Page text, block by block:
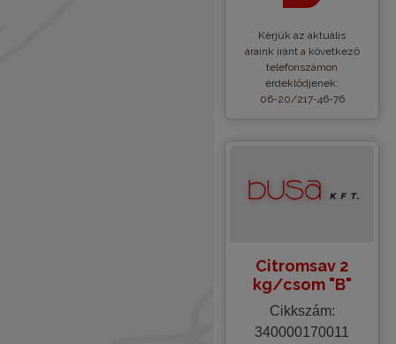
Kèrjük az aktuális
áraink iránt a következő
telefonszámon
érdeklődjenek:
06-20/217-46-76
Citromsav 2
kg/csom "B"
Cikkszám:
340000170011